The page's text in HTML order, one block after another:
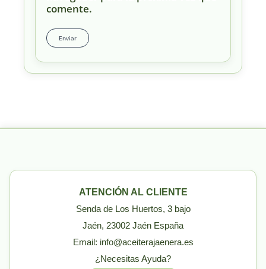
comente.
ATENCIÓN AL CLIENTE
Senda de Los Huertos, 3 bajo
Jaén, 23002 Jaén España
Email: info@aceiterajaenera.es
¿Necesitas Ayuda?